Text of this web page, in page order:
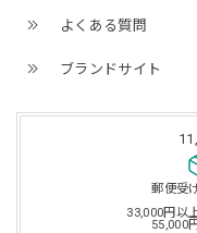
よくある質問
ブランドサイト
郵便受
33,000円以
55,000